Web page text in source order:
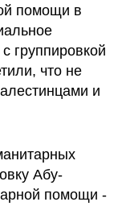
помощи в
группировкой
что не
и
Абу-
помощи -